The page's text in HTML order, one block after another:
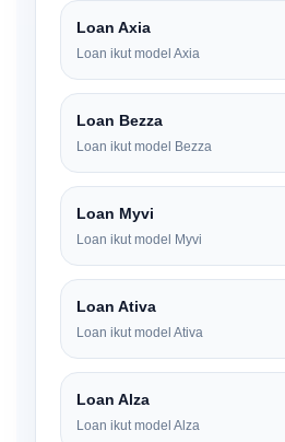
Loan Axia
Loan ikut model Axia
Loan Bezza
Loan ikut model Bezza
Loan Myvi
Loan ikut model Myvi
Loan Ativa
Loan ikut model Ativa
Loan Alza
Loan ikut model Alza